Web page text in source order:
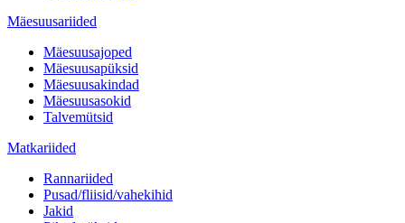
Mäesuusariided
Mäesuusajoped
Mäesuusapüksid
Mäesuusakindad
Mäesuusasokid
Talvemütsid
Matkariided
Rannariided
Pusad/fliisid/vahekihid
Jakid